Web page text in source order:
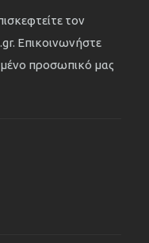
τον
Επικοινωνήστε
προσωπικό μας